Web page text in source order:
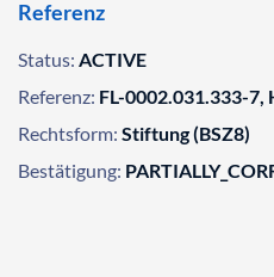
Referenz
Status: ACTIVE
Referenz: FL-0002.031.333-7,
Rechtsform: Stiftung (BSZ8)
Bestätigung: